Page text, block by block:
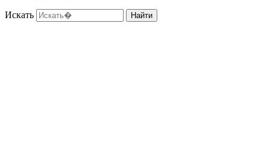
Искать Найти